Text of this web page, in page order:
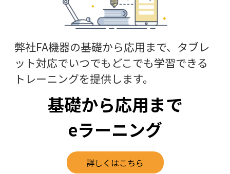
弊社FA機器の基礎から応用まで、タブレ
ット対応でいつでもどこでも学習できる
トレーニングを提供します。
基礎から応用まで
eラーニング
詳しくはこちら